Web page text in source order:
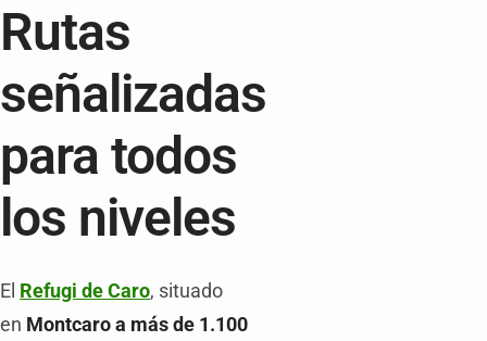
Rutas
señalizadas
para todos
los niveles
El Refugi de Caro, situado
en Montcaro a más de 1.100